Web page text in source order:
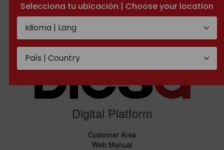
Selecciona tu ubicación | Choose your location
Stainless
Digital Platform
Customer Area
Web Manual